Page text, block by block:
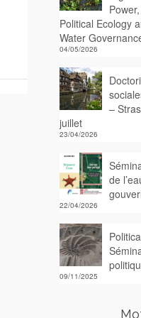
Political Ecology
Water
04/05/2026
–
juillet
23/04/2026
de
22/04/2026
09/11/2025